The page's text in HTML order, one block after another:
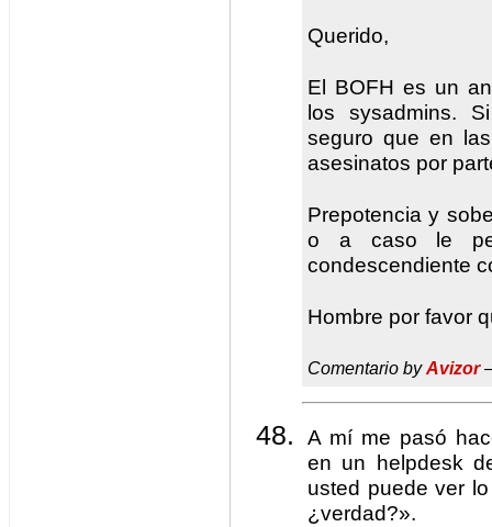
Querido,
El BOFH es un
los sysadmins.
seguro que en
asesinatos por
Prepotencia y
o a caso le
condescendiente
Hombre por favor
Comentario byAvizor
A mí me pasó
en un helpdesk
usted puede ver
¿verdad?».